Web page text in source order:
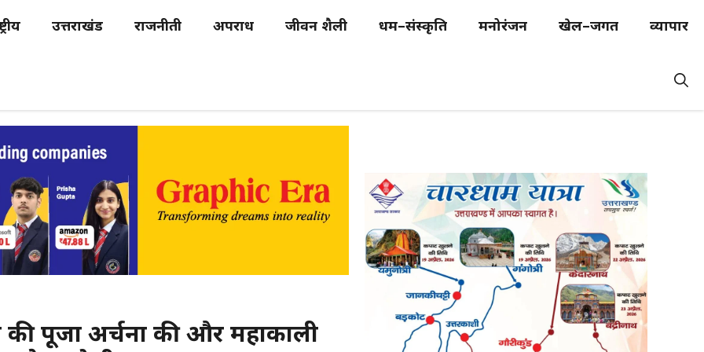
उत्तराखंड राजनीती अपराध जीवन शैली धर्म–संस्कृति मनोरंजन खेल–जगत व्यापार
की पूजा अर्चना की और महाकाली